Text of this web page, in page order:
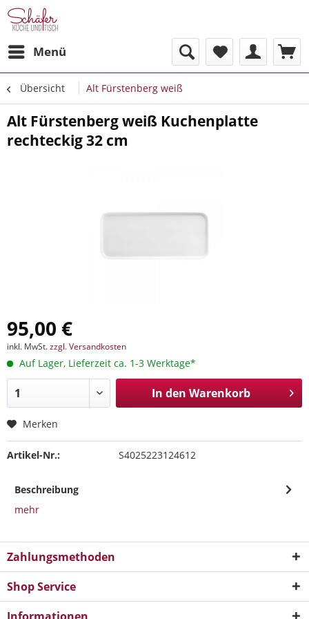
Menü
Übersicht Alt Fürstenberg weiß
Alt Fürstenberg weiß Kuchenplatte
rechteckig 32 cm
95,00 €
inkl. MwSt.zzgl. Versandkosten
Auf Lager, Lieferzeit ca. 1-3 Werktage*
In den Warenkorb
Merken
Artikel-Nr.: S4025223124612
Beschreibung
mehr
Zahlungsmethoden
Shop Service